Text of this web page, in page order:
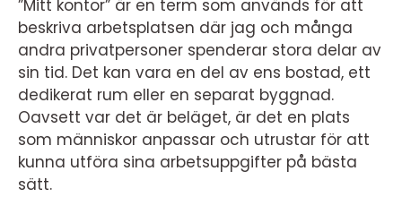
”Mitt kontor” är en term som används för att
beskriva arbetsplatsen där jag och många
andra privatpersoner spenderar stora delar av
sin tid. Det kan vara en del av ens bostad, ett
dedikerat rum eller en separat byggnad.
Oavsett var det är beläget, är det en plats
som människor anpassar och utrustar för att
kunna utföra sina arbetsuppgifter på bästa
sätt.